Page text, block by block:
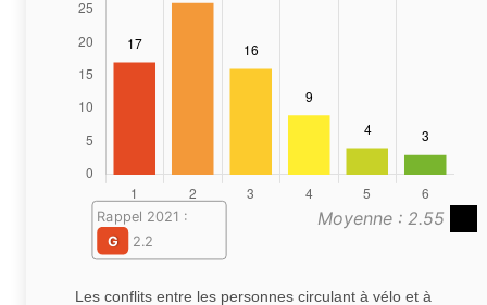
Moyenne : 2.55
Rappel 2021 :
G
2.2
Les conflits entre les personnes circulant à vélo et à